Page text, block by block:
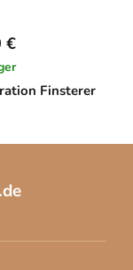
Finsterer
€